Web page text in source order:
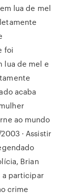
lua de mel
foi
lua de mel e
acaba
ao mundo
· Assistir
Brian
a participar
crime